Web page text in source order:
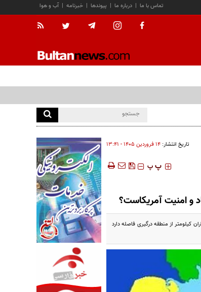
آب و هوا | خبرنامه | پیوندها | درباره ما | تماس با ما
تاریخ انتشار: ۱۴ فروردين ۱۴۰۵ - ۱۳:۴۱
‍‍‍ پ پ
و امنیت آمریکاست؟
کیلومتر از منطقه درگیری فاصله دارد